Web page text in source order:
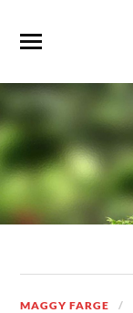
MAGGY FARGE